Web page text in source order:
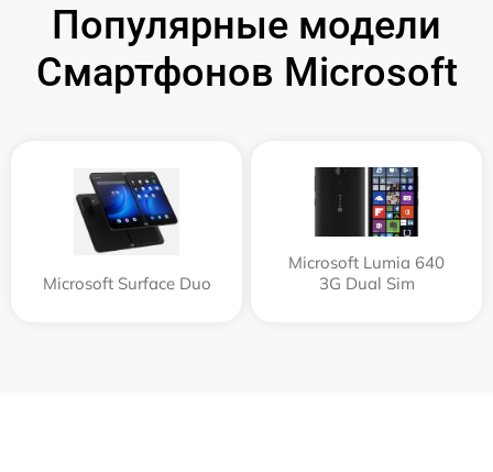
Популярные модели
Смартфонов Microsoft
Microsoft Surface Duo
Microsoft Lumia 640
3G Dual Sim